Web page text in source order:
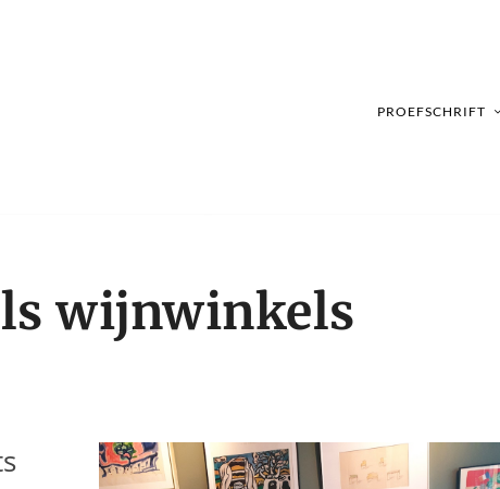
PROEFSCHRIFT
wijnwinkels